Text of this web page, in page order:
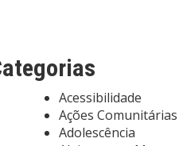
Acessibilidade
Ações Comunitárias
Adolescência